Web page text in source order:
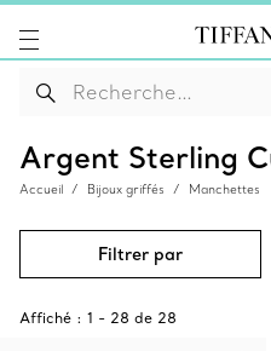
Argent Sterling
Accueil Bijoux griffés Manchettes
Filtrer par
Affiché : 1 - 28 de 28